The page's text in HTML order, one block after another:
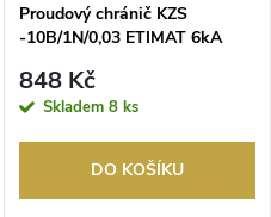
Proudový chránič KZS
-10B/1N/0,03 ETIMAT 6kA
848 Kč
Skladem 8 ks
DO KOŠÍKU